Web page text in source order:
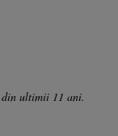
ultimii 11 ani.